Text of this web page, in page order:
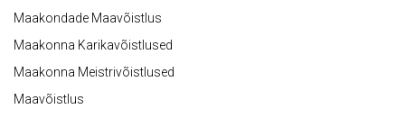
Maakondade Maavõistlus
Maakonna Karikavõistlused
Maakonna Meistrivõistlused
Maavõistlus